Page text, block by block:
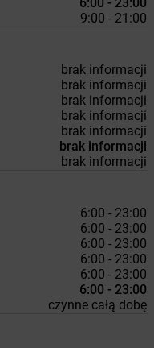
9:00 - 21:00
brak informacji
brak informacji
brak informacji
brak informacji
brak informacji
brak informacji
brak informacji
6:00 - 23:00
6:00 - 23:00
6:00 - 23:00
6:00 - 23:00
6:00 - 23:00
6:00 - 23:00
czynne całą dobę